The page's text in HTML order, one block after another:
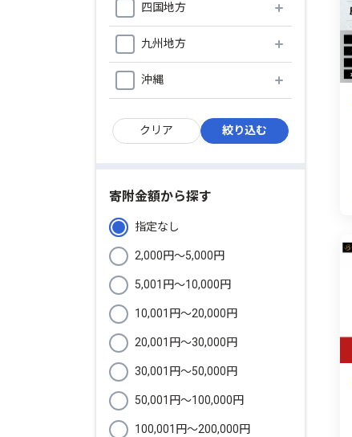
四国地方
九州地方
沖縄
寄附金額から探す
指定なし
2,000円〜5,000円
5,001円〜10,000円
10,001円〜20,000円
20,001円〜30,000円
30,001円〜50,000円
50,001円〜100,000円
100,001円〜200,000円